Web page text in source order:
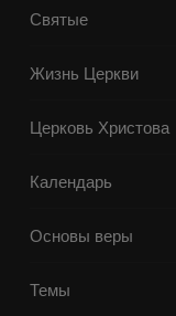
Святые
Жизнь Церкви
Церковь Христова
Календарь
Основы веры
Темы